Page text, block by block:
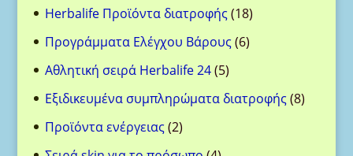
Herbalife Προϊόντα διατροφής 1818
προϊόντα
Προγράμματα Ελέγχου Βάρους 66
Αθλητική σειρά Herbalife 24 55
προϊόντα
Eξιδικευμένα συμπληρώματα διατροφής 88
Προϊόντα ενέργειας 22
προϊόντα